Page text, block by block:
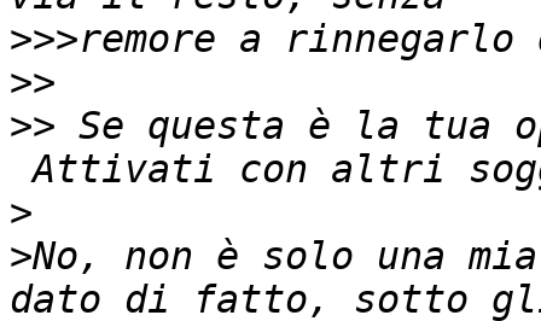
>>>
>>
>> Se questa è la tua
>
>No, non è solo una